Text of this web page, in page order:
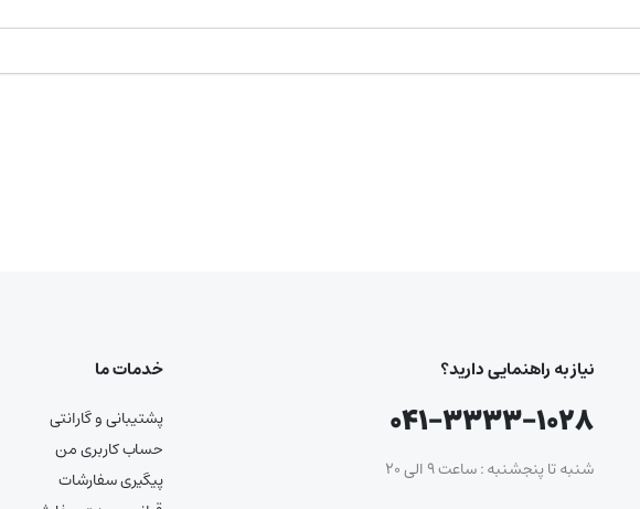
نیاز به راهنمایی دارید؟
۰۴۱-۳۳۳۳-۱۰۲۸
شنبه تا پنجشنبه : ساعت ۹ الی ۲۰
خدمات ما
پشتیبانی و گارانتی
حساب کاربری من
پیگیری سفارشات